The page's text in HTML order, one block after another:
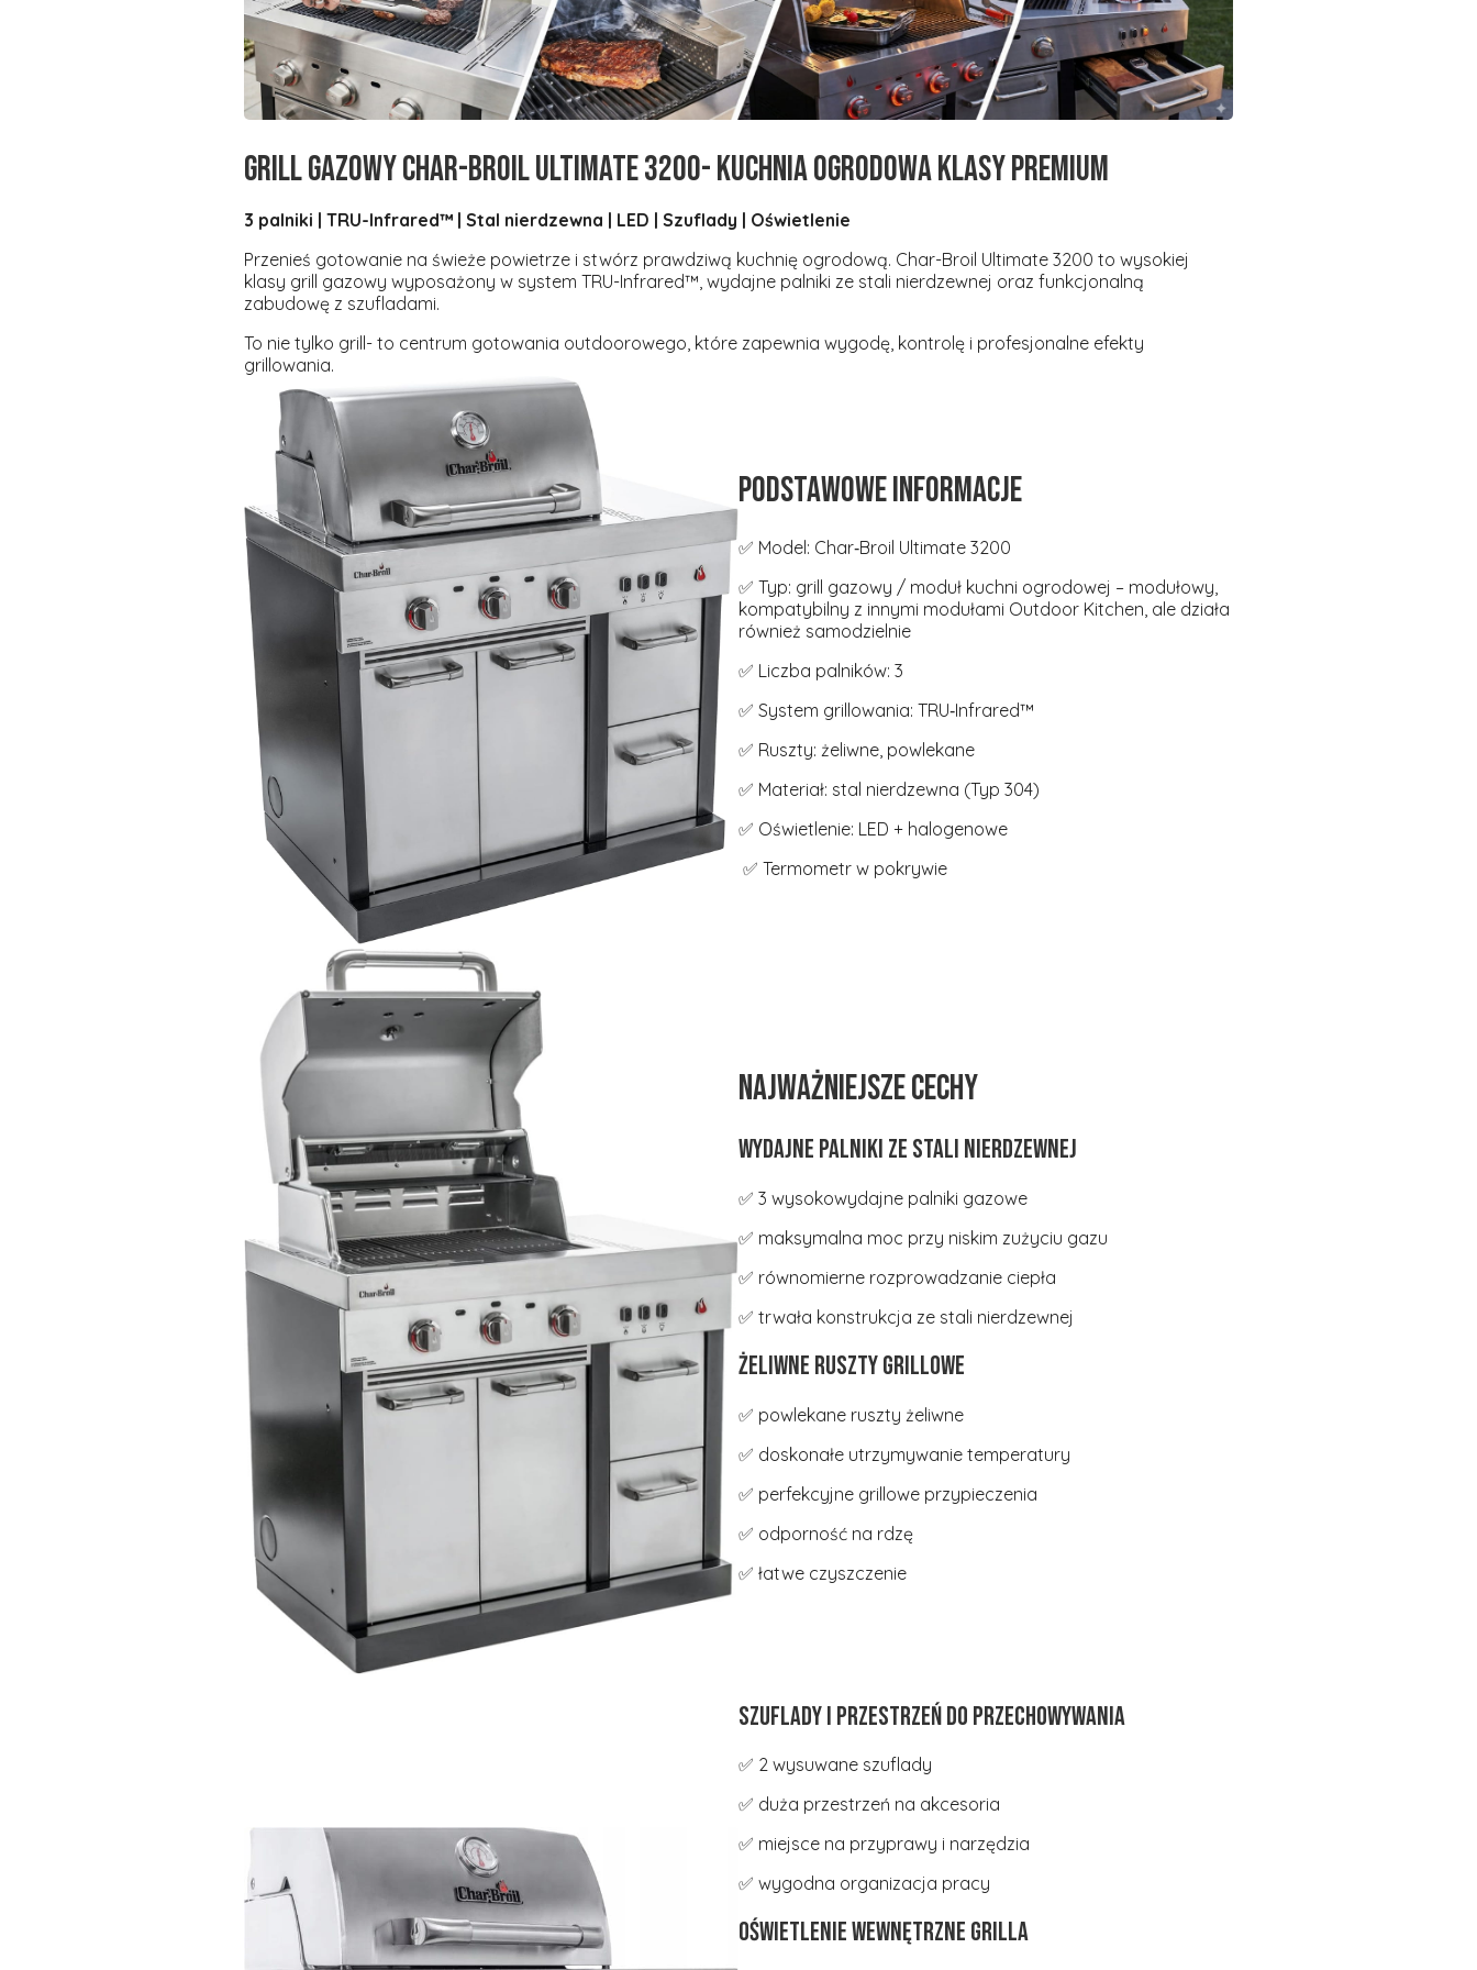
Grill gazowy Char-Broil Ultimate 3200- kuchnia ogrodowa klasy premium
3 palniki | TRU-Infrared™ | Stal nierdzewna | LED | Szuflady | Oświetlenie
Przenieś gotowanie na świeże powietrze i stwórz prawdziwą kuchnię ogrodową. Char-Broil Ultimate 3200 to wysokiej
klasy grill gazowy wyposażony w system TRU-Infrared™, wydajne palniki ze stali nierdzewnej oraz funkcjonalną
zabudowę z szufladami.
To nie tylko grill- to centrum gotowania outdoorowego, które zapewnia wygodę, kontrolę i profesjonalne efekty
grillowania.
Podstawowe informacje
✅ Model: Char‑Broil Ultimate 3200
✅ Typ: grill gazowy / moduł kuchni ogrodowej – modułowy,
kompatybilny z innymi modułami Outdoor Kitchen, ale działa
również samodzielnie
✅ Liczba palników: 3
✅ System grillowania: TRU‑Infrared™
✅ Ruszty: żeliwne, powlekane
✅ Materiał: stal nierdzewna (Typ 304)
✅ Oświetlenie: LED + halogenowe
✅ Termometr w pokrywie
Najważniejsze cechy
Wydajne palniki ze stali nierdzewnej
✅ 3 wysokowydajne palniki gazowe
✅ maksymalna moc przy niskim zużyciu gazu
✅ równomierne rozprowadzanie ciepła
✅ trwała konstrukcja ze stali nierdzewnej
Żeliwne ruszty grillowe
✅ powlekane ruszty żeliwne
✅ doskonałe utrzymywanie temperatury
✅ perfekcyjne grillowe przypieczenia
✅ odporność na rdzę
✅ łatwe czyszczenie
Szuflady i przestrzeń do przechowywania
✅ 2 wysuwane szuflady
✅ duża przestrzeń na akcesoria
✅ miejsce na przyprawy i narzędzia
✅ wygodna organizacja pracy
Oświetlenie wewnętrzne grilla